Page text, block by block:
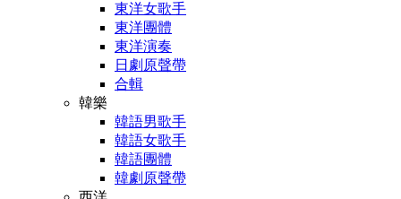
東洋女歌手
東洋團體
東洋演奏
日劇原聲帶
合輯
韓樂
韓語男歌手
韓語女歌手
韓語團體
韓劇原聲帶